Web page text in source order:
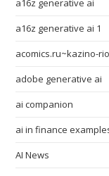
a16z generative ai
a16z generative ai 1
acomics.ru~kazino-
adobe generative ai
ai companion
ai in finance
AI News